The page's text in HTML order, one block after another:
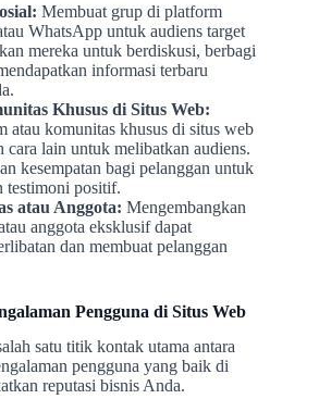
Membuat grup di platform
WhatsApp untuk audiens target
mereka untuk berdiskusi, berbagi
informasi terbaru
Khusus di Situs Web:
atau komunitas khusus di situs web
cara lain untuk melibatkan audiens.
kesempatan bagi pelanggan untuk
testimoni positif.
atau Anggota: Mengembangkan
anggota eksklusif dapat
dan membuat pelanggan
Pengguna di Situs Web
satu titik kontak utama antara
pengguna yang baik di
reputasi bisnis Anda.